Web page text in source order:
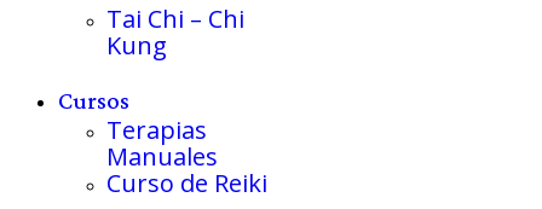
Tai Chi – Chi
Kung
Cursos
Terapias
Manuales
Curso de Reiki